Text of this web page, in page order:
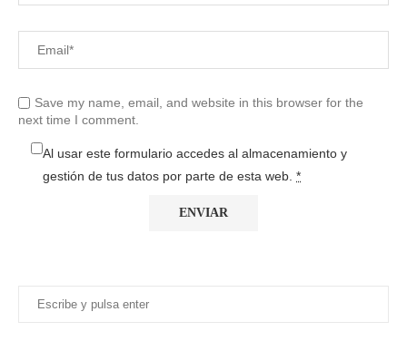
Save my name, email, and website in this browser for the
next time I comment.
Al usar este formulario accedes al almacenamiento y
gestión de tus datos por parte de esta web. *